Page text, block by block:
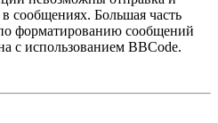
сообщениях. Большая часть
форматированию сообщений
с использованием BBCode.